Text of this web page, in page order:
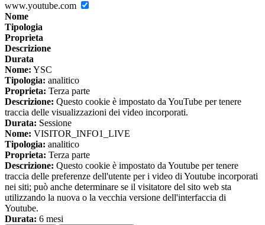
www.youtube.com
Nome
Tipologia
Proprieta
Descrizione
Durata
Nome: YSC
Tipologia: analitico
Proprieta: Terza parte
Descrizione: Questo cookie è impostato da YouTube per tenere
traccia delle visualizzazioni dei video incorporati.
Durata: Sessione
Nome: VISITOR_INFO1_LIVE
Tipologia: analitico
Proprieta: Terza parte
Descrizione: Questo cookie è impostato da Youtube per tenere
traccia delle preferenze dell'utente per i video di Youtube incorporati
nei siti; può anche determinare se il visitatore del sito web sta
utilizzando la nuova o la vecchia versione dell'interfaccia di
Youtube.
Durata: 6 mesi